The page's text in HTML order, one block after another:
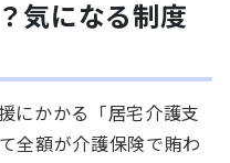
気になる制度
にかかる「居宅介護支
全額が介護保険で賄わ